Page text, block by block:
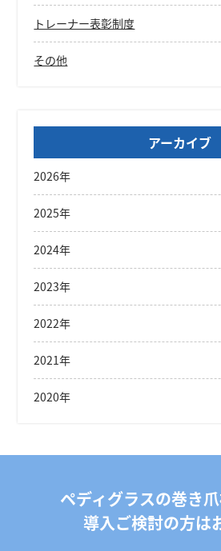
トレーナー表彰制度
その他
アーカイブ
2026年
2025年
2024年
2023年
2022年
2021年
2020年
ペディグラスの巻き
導入ご検討の方は